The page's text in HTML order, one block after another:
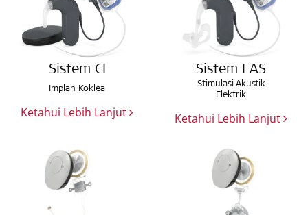
Sistem CI
Implan Koklea
Ketahui Lebih Lanjut
Sistem EAS
Stimulasi Akustik
Elektrik
Ketahui Lebih Lanjut